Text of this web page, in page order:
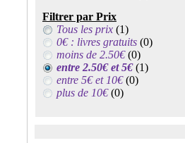
Filtrer par Prix
Tous les prix (1)
0€ : livres gratuits (0)
moins de 2.50€(0)
entre 2.50€ et 5€ (1)
entre 5€ et 10€(0)
plus de 10€(0)